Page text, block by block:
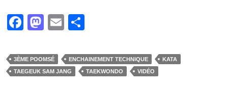
F
c
e
M
st
o
E
ail ta
g
3ÈME POOMSÉ ENCHAINEMENT TECHNIQUE
KATA
TAEGEUK SAM JANG
TAEKWONDO VIDÉO